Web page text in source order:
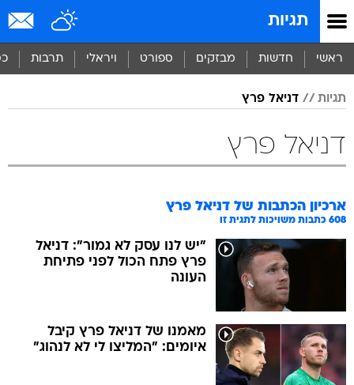
תגיות
ראשי חדשות מבזקים ספורט ויראלי תרבות
תגיות דניאל פרץ
דניאל פרץ
ארכיון הכתבות של דניאל פרץ
608 כתבות משויכות לתגית זו
"יש לנו עסק לא גמור": דניאל
פרץ פתח הכול לפני פתיחת
העונה
מאמנו של דניאל פרץ קיבל
איומים: "המליצו לי לא לנהוג"